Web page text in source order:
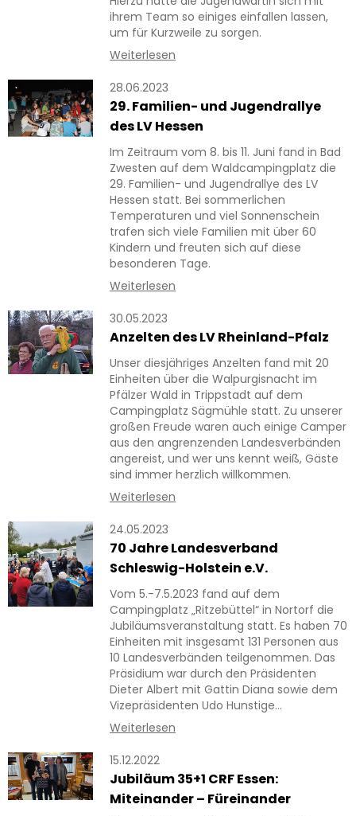
ihrem Team so einiges einfallen lassen,
um für Kurzweile zu sorgen.
Weiterlesen
28.06.2023
29. Familien- und Jugendrallye
des LV Hessen
Im Zeitraum vom 8. bis 11. Juni fand in Bad
Zwesten auf dem Waldcampingplatz die
29. Familien- und Jugendrallye des LV
Hessen statt. Bei sommerlichen
Temperaturen und viel Sonnenschein
trafen sich viele Familien mit über 60
Kindern und freuten sich auf diese
besonderen Tage.
Weiterlesen
30.05.2023
Anzelten des LV Rheinland-Pfalz
Unser diesjähriges Anzelten fand mit 20
Einheiten über die Walpurgisnacht im
Pfälzer Wald in Trippstadt auf dem
Campingplatz Sägmühle statt. Zu unserer
großen Freude waren auch einige Camper
aus den angrenzenden Landesverbänden
angereist, und wer uns kennt weiß, Gäste
sind immer herzlich willkommen.
Weiterlesen
24.05.2023
70 Jahre Landesverband
Schleswig-Holstein e.V.
Vom 5.-7.5.2023 fand auf dem
Campingplatz „Ritzebüttel“ in Nortorf die
Jubiläumsveranstaltung statt. Es haben 70
Einheiten mit insgesamt 131 Personen aus
10 Landesverbänden teilgenommen. Das
Präsidium war durch den Präsidenten
Dieter Albert mit Gattin Diana sowie dem
Vizepräsidenten Udo Hunstige…
Weiterlesen
15.12.2022
Jubiläum 35+1 CRF Essen:
Miteinander – Füreinander